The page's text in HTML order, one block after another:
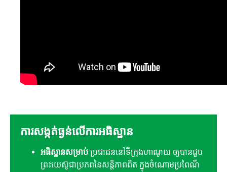
ការសង្កត់ធ្ងន់លើការអធិស្ឋាន
អធិស្ឋានសម្រាប់ ប្រជាជននៅទីក្រុងហាណូយ ឲ្យបានជួប
ព្រះយេស៊ូជាប្រភពនៃសន្តិភាពពិត ក្នុងចំណោមប្រពៃណី